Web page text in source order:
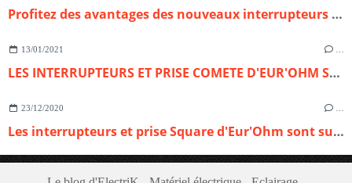
Profitez des avantages des nouveaux interrupteurs étanches Oxxo d'Eur'Ohm sur electrik.fr
13/01/2021
LES INTERRUPTEURS ET PRISE COMETE D'EUR'OHM SONT SUR ELECTRIK ! UNE GAMME PREMIUM ET UNE ALTERNATIVE MODERNE
23/12/2020
Les interrupteurs et prise Square d'Eur'Ohm sont sur ELECTRIK ! Une gamme essentielle et une alternative moderne